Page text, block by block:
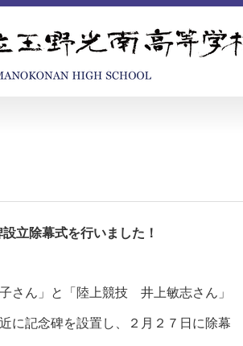
立除幕式を行いました！
さん」と「陸上競技 井上敏志さん」
に記念碑を設置し、２月２７日に除幕